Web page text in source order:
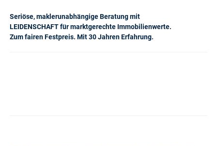
Seriöse, maklerunabhängige Beratung mit
LEIDENSCHAFT für marktgerechte Immobilienwerte.
Zum fairen Festpreis. Mit 30 Jahren Erfahrung.